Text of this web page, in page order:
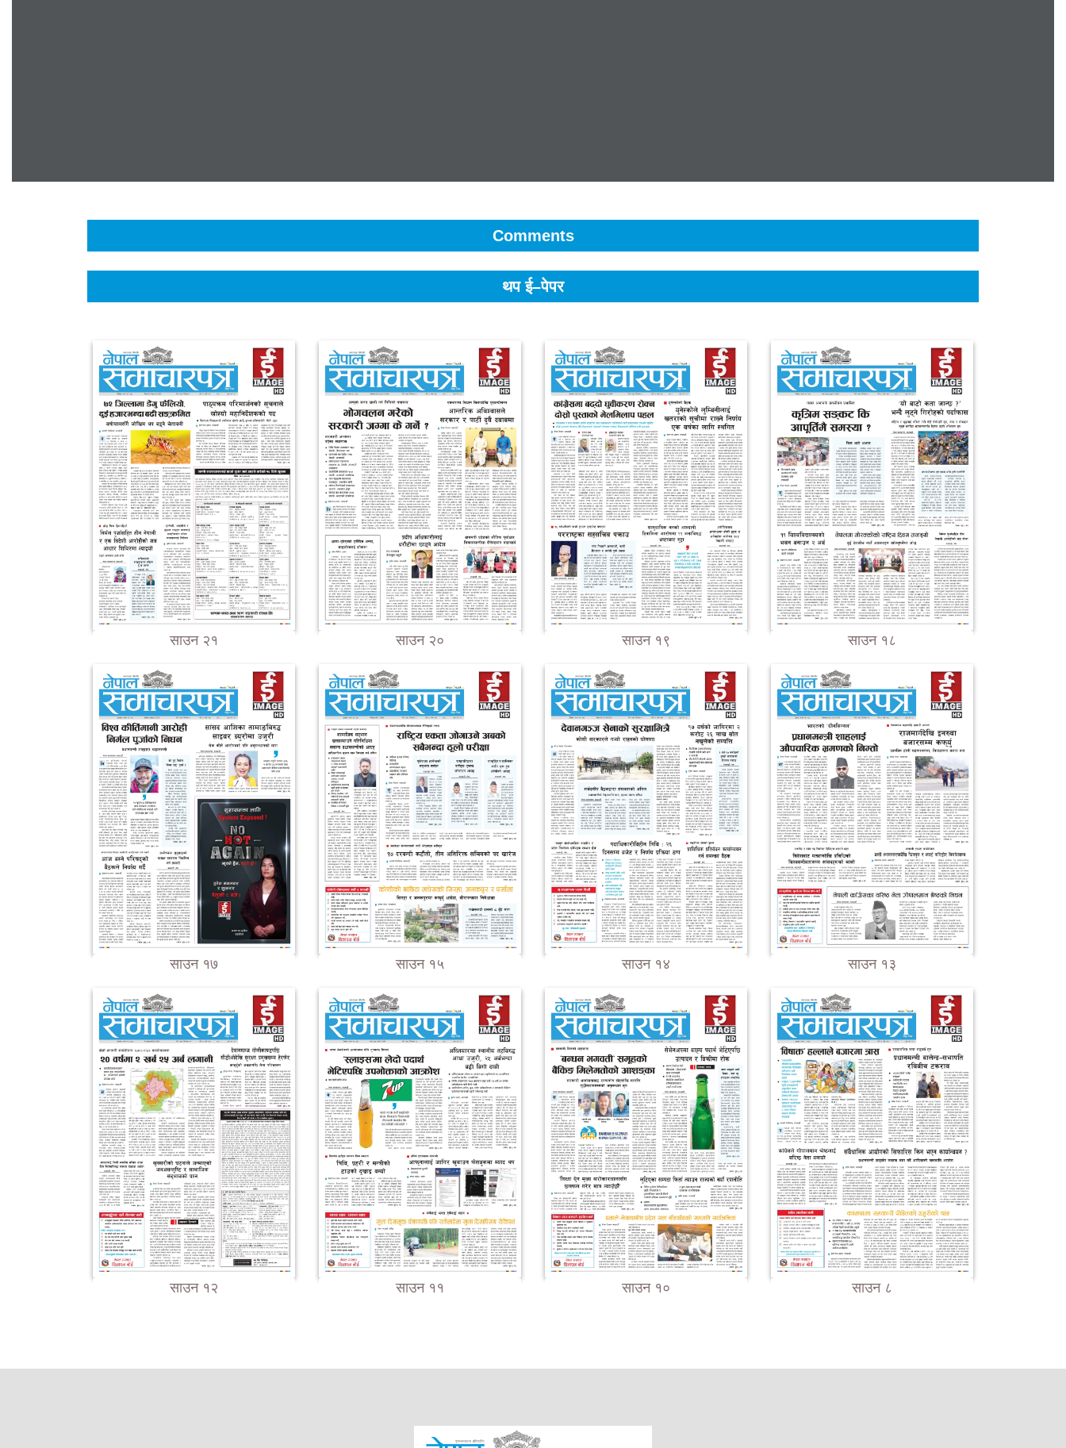
Comments
थप ई–पेपर
साउन २१ साउन २० साउन १९ साउन १८
साउन १७ साउन १५ साउन १४ साउन १३
साउन १२ साउन ११ साउन १० साउन ८